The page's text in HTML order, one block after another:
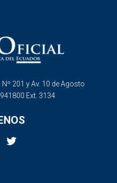
201 y Av. 10 de Agosto
Ext. 3134